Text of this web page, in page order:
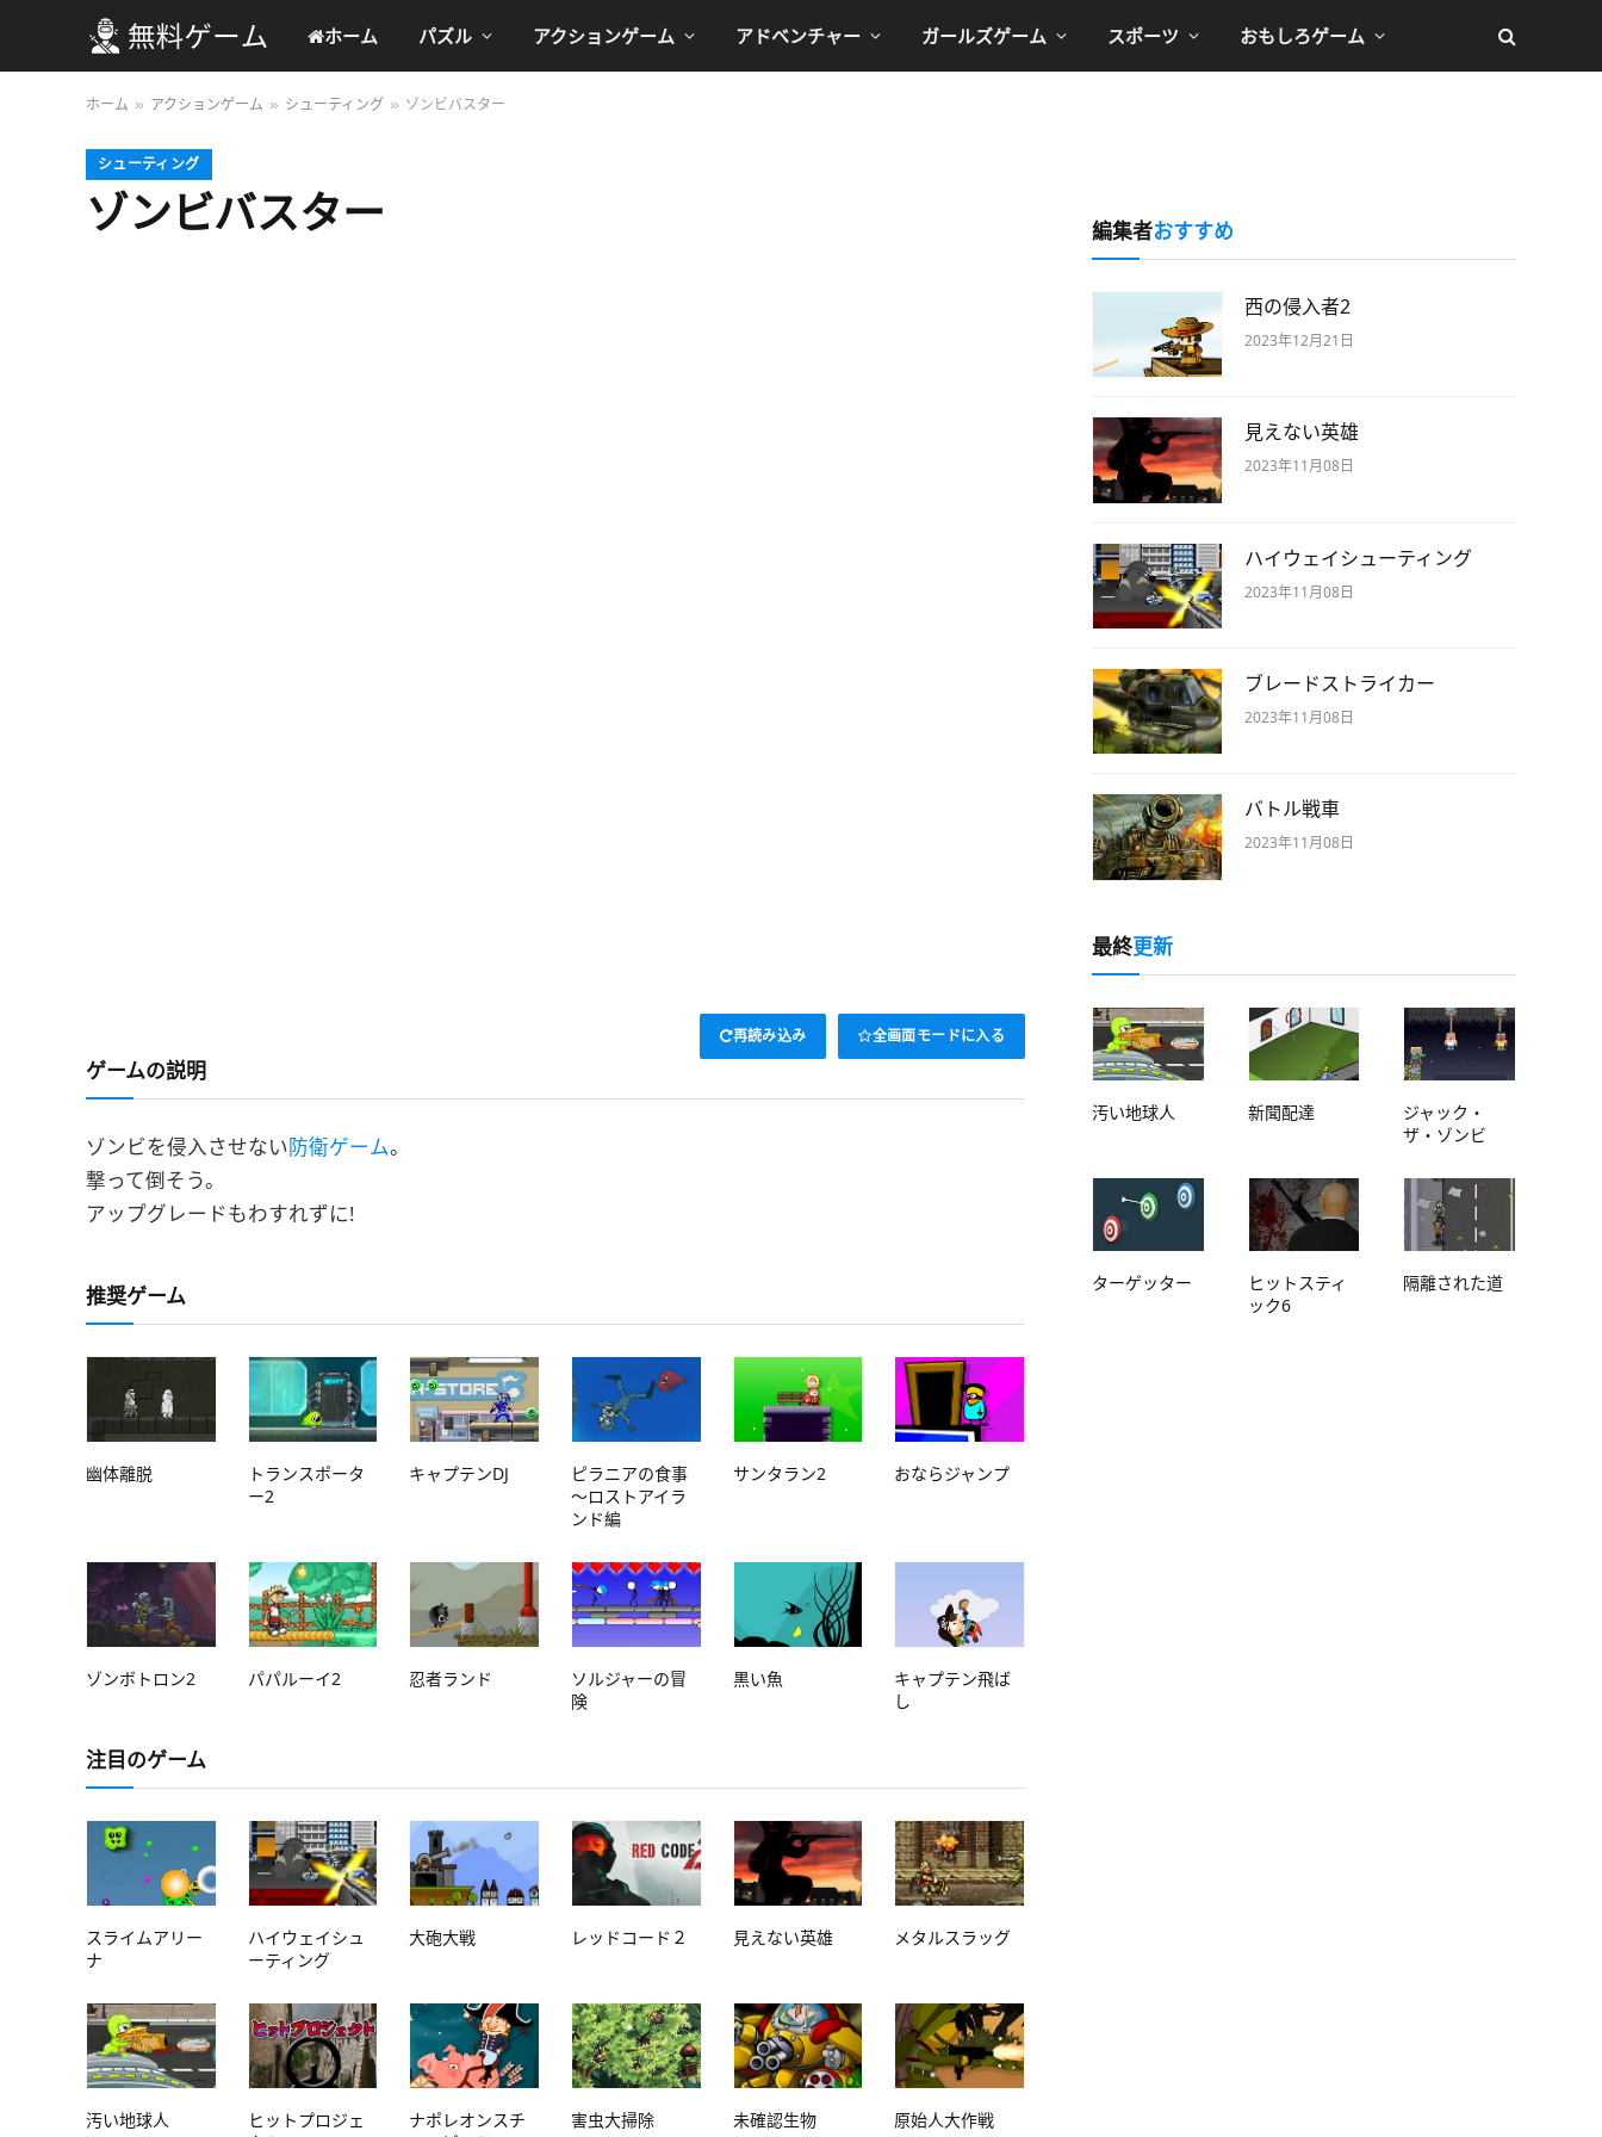
ホーム パズル アクションゲーム アドベンチャー ガールズゲーム スポーツ おもしろゲーム
ホーム » アクションゲーム » シューティング » ゾンビバスター
シューティング
ゾンビバスター
再読み込み 全画面モードに入る
ゲームの説明
ゾンビを侵入させない防衛ゲーム。
撃って倒そう。
アップグレードもわすれずに!
推奨ゲーム
幽体離脱
トランスポータ
ー2
キャプテンDJ
ピラニアの食事
～ロストアイラ
ンド編
サンタラン2 おならジャンプ
ゾンボトロン2 パパルーイ2 忍者ランド
ソルジャーの冒
険
黒い魚
キャプテン飛ば
し
注目のゲーム
スライムアリー
ナ
ハイウェイシュ
ーティング
大砲大戦 レッドコード２ 見えない英雄 メタルスラッグ
汚い地球人
ヒットプロジェ
ナポレオンスチ
害虫大掃除 未確認生物 原始人大作戦
編集者おすすめ
西の侵入者2
2023年12月21日
見えない英雄
2023年11月08日
ハイウェイシューティング
2023年11月08日
ブレードストライカー
2023年11月08日
バトル戦車
2023年11月08日
最終更新
汚い地球人 新聞配達
ジャック・
ザ・ゾンビ
ターゲッター
ヒットスティ
ック6
隔離された道